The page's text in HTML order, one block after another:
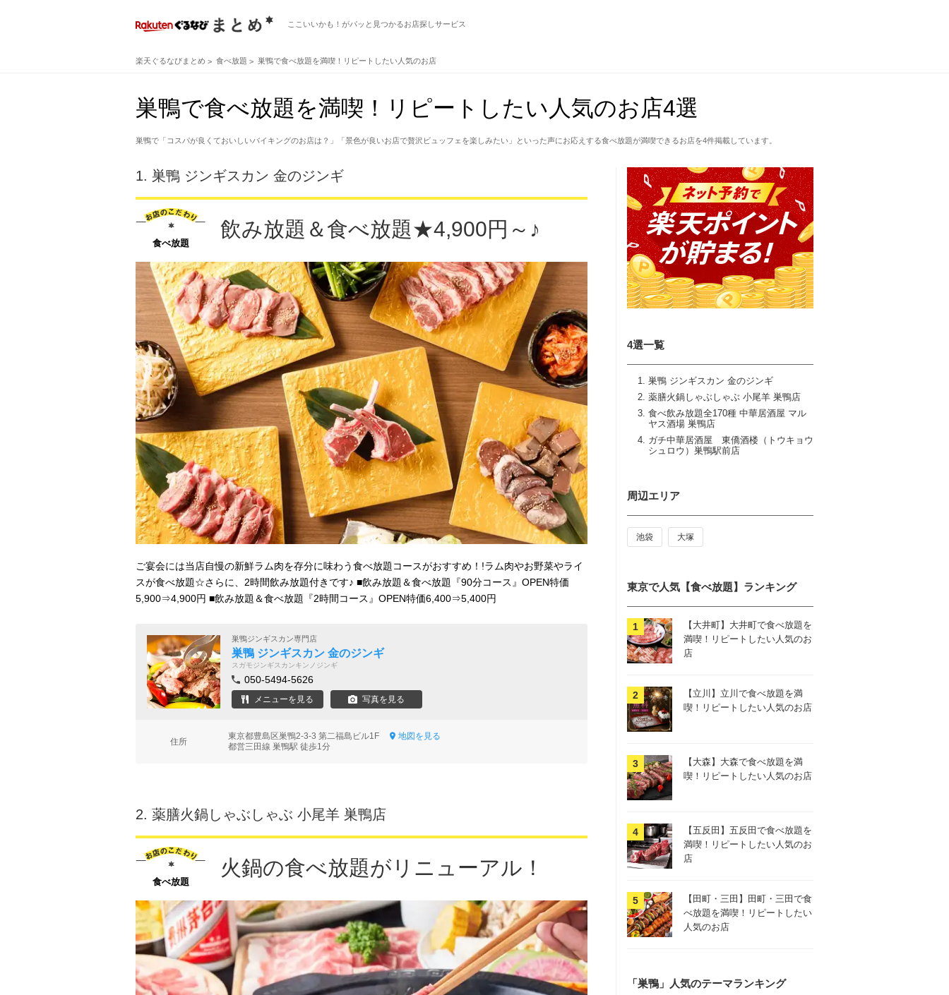
ここいいかも！がパッと見つかるお店探しサービス
楽天ぐるなびまとめ 食べ放題 巣鴨で食べ放題を満喫！リピートしたい人気のお店
巣鴨で食べ放題を満喫！リピートしたい人気のお店4選
巣鴨で「コスパが良くておいしいバイキングのお店は？」「景色が良いお店で贅沢ビュッフェを楽しみたい」といった声にお応えする食べ放題が満喫できるお店を4件掲載しています。
4選一覧
巣鴨 ジンギスカン 金のジンギ
薬膳火鍋しゃぶしゃぶ 小尾羊 巣鴨店
食べ飲み放題全170種 中華居酒屋 マル
ヤス酒場 巣鴨店
ガチ中華居酒屋 東僑酒楼（トウキョウ
シュロウ）巣鴨駅前店
1. 巣鴨 ジンギスカン 金のジンギ
食べ放題
飲み放題＆食べ放題★4,900円～♪
ご宴会には当店自慢の新鮮ラム肉を存分に味わう食べ放題コースがおすすめ！!ラム肉やお野菜やライ
スが食べ放題☆さらに、2時間飲み放題付きです♪ ■飲み放題＆食べ放題『90分コース』OPEN特価
5,900⇒4,900円 ■飲み放題＆食べ放題『2時間コース』OPEN特価6,400⇒5,400円
巣鴨ジンギスカン専門店
巣鴨 ジンギスカン 金のジンギ
スガモジンギスカンキンノジンギ
050-5494-5626
メニューを見る 写真を見る
住所
東京都豊島区巣鴨2-3-3 第二福島ビル1F
地図を見る
都営三田線 巣鴨駅 徒歩1分
2. 薬膳火鍋しゃぶしゃぶ 小尾羊 巣鴨店
食べ放題
火鍋の食べ放題がリニューアル！
周辺エリア
池袋 大塚
東京で人気【食べ放題】ランキング
【大井町】大井町で食べ放題を
満喫！リピートしたい人気のお
店
【立川】立川で食べ放題を満
喫！リピートしたい人気のお店
【大森】大森で食べ放題を満
喫！リピートしたい人気のお店
【五反田】五反田で食べ放題を
満喫！リピートしたい人気のお
店
【田町・三田】田町・三田で食
べ放題を満喫！リピートしたい
人気のお店
「巣鴨」人気のテーマランキング